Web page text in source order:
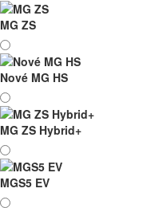
MG ZS
Nové MG HS
MG ZS Hybrid+
MGS5 EV